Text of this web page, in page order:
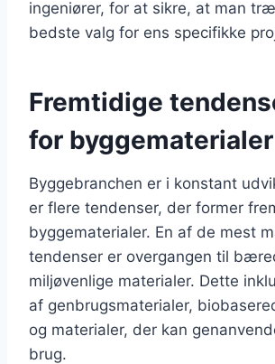
ingeniører, for at sikre, at man
bedste valg for ens specifikke
Fremtidige
for byggematerialer
Byggebranchen er i konstant
er flere tendenser, der former
byggematerialer. En af de mest
tendenser er overgangen til
miljøvenlige materialer. Dette
af genbrugsmaterialer,
og materialer, der kan
brug.